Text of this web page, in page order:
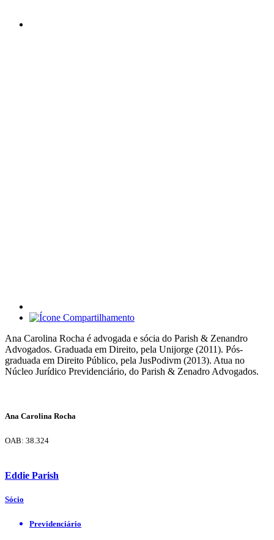
Ana Carolina Rocha é advogada e sócia do Parish & Zenandro
Advogados. Graduada em Direito, pela Unijorge (2011). Pós-
graduada em Direito Público, pela JusPodivm (2013). Atua no
Núcleo Jurídico Previdenciário, do Parish & Zenadro Advogados.
Ana Carolina Rocha
OAB: 38.324
Eddie Parish
Sócio
Previdenciário